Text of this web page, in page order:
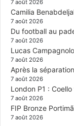
7 août 2026
Camilia
7 août 2026
Du football au
7 août 2026
Lucas
7 août 2026
Après la
7 août 2026
London P1 :
7 août 2026
FIP Bronze
7 août 2026